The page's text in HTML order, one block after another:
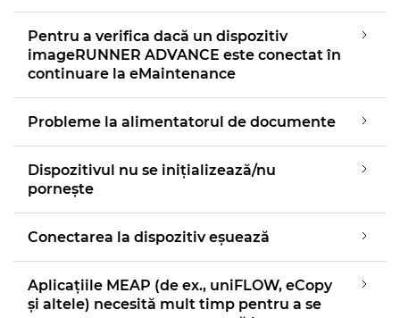
Pentru a verifica dacă un dispozitiv
imageRUNNER ADVANCE este conectat în
continuare la eMaintenance
Probleme la alimentatorul de documente
Dispozitivul nu se iniţializează/nu
porneşte
Conectarea la dispozitiv eşuează
Aplicaţiile MEAP (de ex., uniFLOW, eCopy
şi altele) necesită mult timp pentru a se